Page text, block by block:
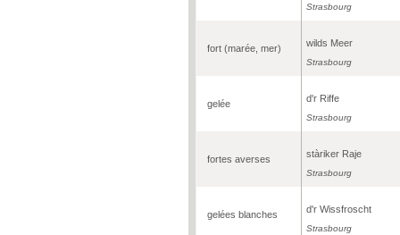
Strasbourg
fort (marée, mer) wilds Meer
Strasbourg
gelée d'r Riffe
Strasbourg
fortes averses stàriker Raje
Strasbourg
gelées blanches d'r Wissfroscht
Strasbourg